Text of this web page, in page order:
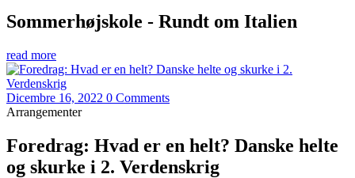
Sommerhøjskole - Rundt om Italien
read more
Dicembre 16, 2022 0 Comments
Arrangementer
Foredrag: Hvad er en helt? Danske helte
og skurke i 2. Verdenskrig